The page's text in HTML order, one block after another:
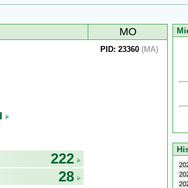
MO
222
28
PID: 23360 (MA)